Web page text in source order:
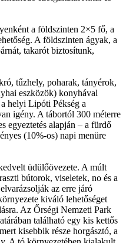
a földszinten 2×5 fő, a
A földszinten ágyak, a
takarót biztosítunk,
tűzhely, poharak, tányérok,
eszközök) konyhával
helyi Lipóti Pékség a
igény. A tábortól 300 méterre
egyeztetés alapján – a fürdő
(10%-os) napi menüre
üdülőövezete. A múlt
bútorok, viseletek, no és a
az erre járó
kiváló lehetőséget
Az Őrségi Nemzeti Park
található egy kis kettős
kisebbik része horgásztó, a